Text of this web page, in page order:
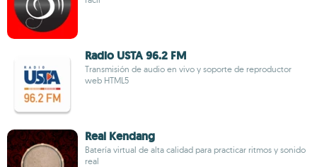
Radio USTA 96.2 FM
Transmisión de audio en vivo y soporte de reproductor
web HTML5
Real Kendang
Batería virtual de alta calidad para practicar ritmos y sonido
real